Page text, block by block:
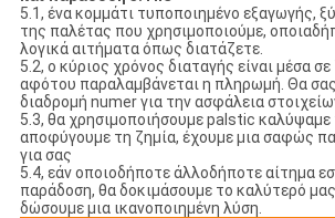
5.1, ένα κομμάτι τυποποιημένο εξαγωγής,
της παλέτας που χρησιμοποιούμε,
λογικά αιτήματα όπως διατάζετε.
5.2, ο κύριος χρόνος διαταγής είναι μέσα
αφότου παραλαμβάνεται η πληρωμή. Θα
διαδρομή numer για την ασφάλεια
5.3, θα χρησιμοποιήσουμε palstic καλύψαμε
αποφύγουμε τη ζημία, έχουμε μια σαφώς
για σας
5.4, εάν οποιοδήποτε άλλοδήποτε αίτημα
παράδοση, θα δοκιμάσουμε το καλύτερό
δώσουμε μια ικανοποιημένη λύση.